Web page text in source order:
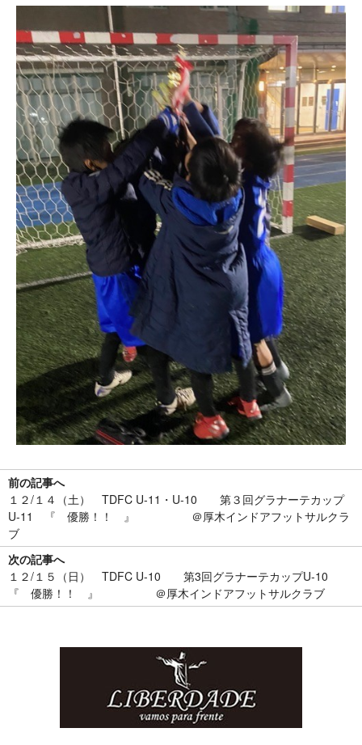
前の記事へ
１２/１４（土） TDFC U-11・U-10 第３回グラナーテカップ
U-11 『 優勝！！ 』 ＠厚木インドアフットサルクラ
ブ
次の記事へ
１２/１５（日） TDFC U-10 第3回グラナーテカップU-10
『 優勝！！ 』 ＠厚木インドアフットサルクラブ